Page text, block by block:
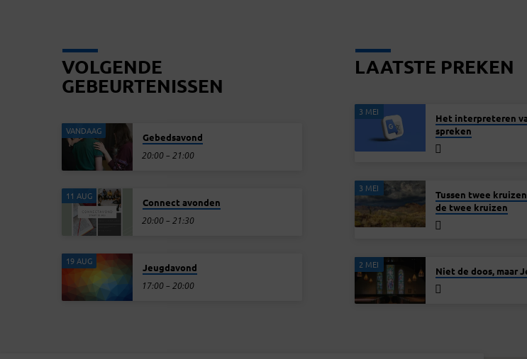
VOLGENDE
GEBEURTENISSEN
VANDAAG
Gebedsavond
20:00 – 21:00
11 AUG
Connect avonden
20:00 – 21:30
19 AUG
Jeugdavond
17:00 – 20:00
LAATSTE PREKEN
3 MEI
Het interpreteren
spreken
3 MEI
Tussen twee
de twee kruizen
2 MEI
Niet de doos, maar